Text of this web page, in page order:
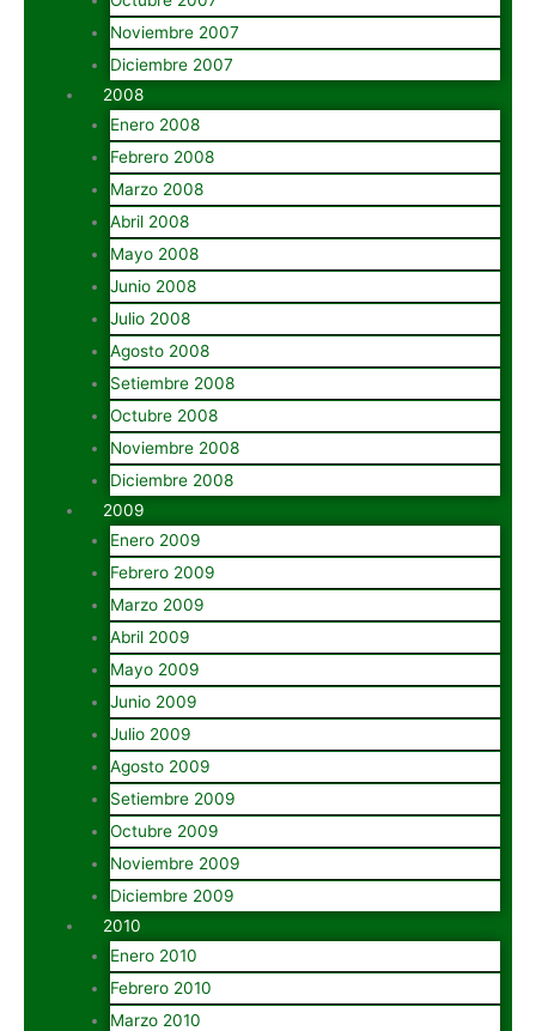
Noviembre 2007
Diciembre 2007
2008
Enero 2008
Febrero 2008
Marzo 2008
Abril 2008
Mayo 2008
Junio 2008
Julio 2008
Agosto 2008
Setiembre 2008
Octubre 2008
Noviembre 2008
Diciembre 2008
2009
Enero 2009
Febrero 2009
Marzo 2009
Abril 2009
Mayo 2009
Junio 2009
Julio 2009
Agosto 2009
Setiembre 2009
Octubre 2009
Noviembre 2009
Diciembre 2009
2010
Enero 2010
Febrero 2010
Marzo 2010